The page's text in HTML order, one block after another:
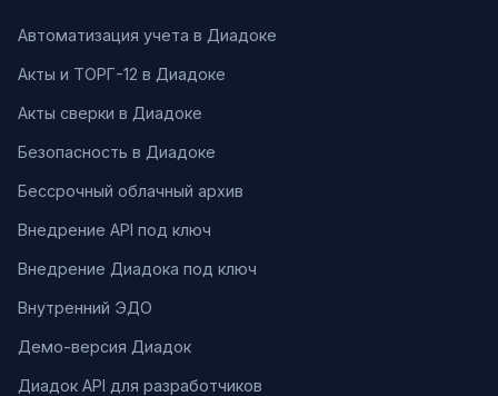
Автоматизация учета в Диадоке
Акты и ТОРГ-12 в Диадоке
Акты сверки в Диадоке
Безопасность в Диадоке
Бессрочный облачный архив
Внедрение API под ключ
Внедрение Диадока под ключ
Внутренний ЭДО
Демо-версия Диадок
Диадок API для разработчиков